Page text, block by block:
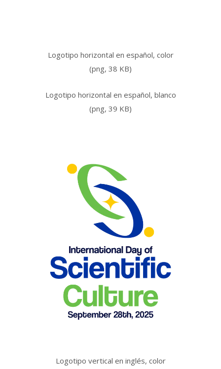
Logotipo horizontal en español, color
(png, 38 KB)
Logotipo horizontal en español, blanco
(png, 39 KB)
Logotipo vertical en inglés, color